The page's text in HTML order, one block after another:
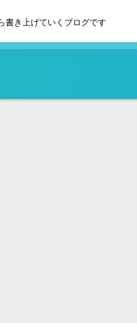
書き上げていくブログです